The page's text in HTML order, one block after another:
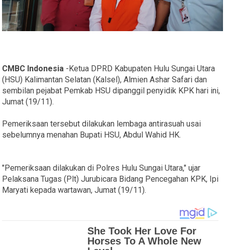
CMBC Indonesia -Ketua DPRD Kabupaten Hulu Sungai Utara
(HSU) Kalimantan Selatan (Kalsel), Almien Ashar Safari dan
sembilan pejabat Pemkab HSU dipanggil penyidik KPK hari ini,
Jumat (19/11).
Pemeriksaan tersebut dilakukan lembaga antirasuah usai
sebelumnya menahan Bupati HSU, Abdul Wahid HK.
"Pemeriksaan dilakukan di Polres Hulu Sungai Utara," ujar
Pelaksana Tugas (Plt) Jurubicara Bidang Pencegahan KPK, Ipi
Maryati kepada wartawan, Jumat (19/11).